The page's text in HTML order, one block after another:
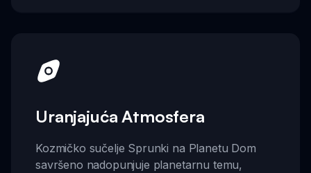
Uranjajuća Atmosfera
Kozmičko sučelje Sprunki na Planetu Dom
savršeno nadopunjuje planetarnu temu,